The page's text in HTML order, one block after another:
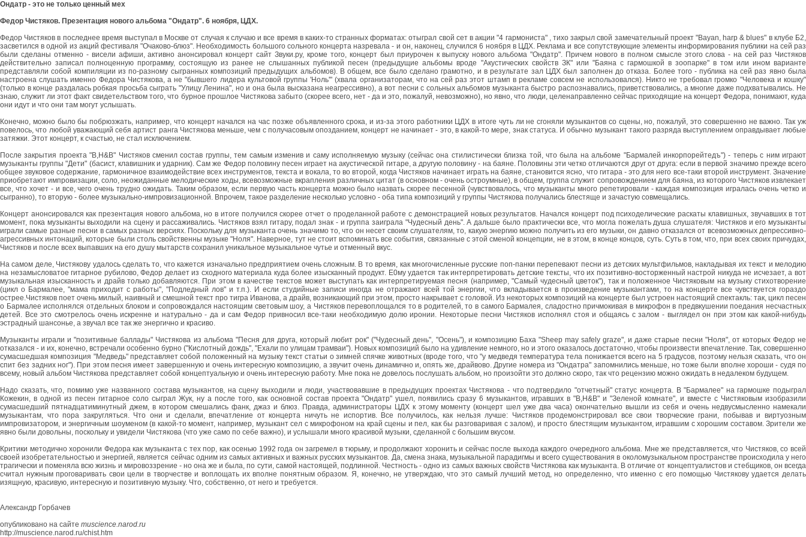
Ондатр - это не только ценный мех
Федор Чистяков. Презентация нового альбома "Ондатр". 6 ноября, ЦДХ.
Федор Чистяков в последнее время выступал в Москве от случая к случаю и все время в каких-то странных форматах: отыграл свой сет в акции "4 гармониста" , тихо закрыл свой замечательный проект "Bayan, harp & blues" в клубе Б2,
засветился в одной из акций фестиваля "Очаково-блюз". Необходимость большого сольного концерта назревала - и он, наконец, случился 6 ноября в ЦДХ. Реклама и все сопутствующие элементы информирования публики на сей раз
были сделаны отменно - висели афиши, активно анонсировал концерт сайт Звуки.ру, кроме того, концерт был приурочен к выпуску нового альбома "Ондатр". Причем нового в полном смысле этого слова - на сей раз Чистяков
действительно записал полноценную программу, состоящую из ранее не слышанных публикой песен (предыдущие альбомы вроде "Акустических свойств ЗК" или "Баяна с гармошкой в зоопарке" в том или ином варианте
представляли собой компиляции из по-разному сыгранных композиций предыдущих альбомов). В общем, все было сделано грамотно, и в результате зал ЦДХ был заполнен до отказа. Более того - публика на сей раз явно была
настроена слушать именно Федора Чистякова, а не "бывшего лидера культовой группы 'Ноль'" (хвала организаторам, что на сей раз этот штамп в рекламе совсем не использовался). Никто не требовал громко "Человека и кошку"
(только в конце раздалась робкая просьба сыграть "Улицу Ленина", но и она была высказана неагрессивно), а вот песни с сольных альбомов музыканта быстро распознавались, приветствовались, а многие даже подхватывались. Не
знаю, служит ли этот факт свидетельством того, что бурное прошлое Чистякова забыто (скорее всего, нет - да и это, пожалуй, невозможно), но явно, что люди, целенаправленно сейчас приходящие на концерт Федора, понимают, куда
они идут и что они там могут услышать.
Конечно, можно было бы побрюзжать, например, что концерт начался на час позже объявленного срока, и из-за этого работники ЦДХ в итоге чуть ли не сгоняли музыкантов со сцены, но, пожалуй, это совершенно не важно. Так уж
повелось, что любой уважающий себя артист ранга Чистякова меньше, чем с получасовым опозданием, концерт не начинает - это, в какой-то мере, знак статуса. И обычно музыкант такого разряда выступлением оправдывает любые
затяжки. Этот концерт, к счастью, не стал исключением.
После закрытия проекта "B,H&B" Чистяков сменил состав группы, тем самым изменив и саму исполняемую музыку (сейчас она стилистически близка той, что была на альбоме "Бармалей инкорпорейтедъ") - теперь с ним играют
музыканты группы "Дети" (басист, клавишник и ударник). Сам же Федор половину песен играет на акустической гитаре, а другую половину - на баяне. Половины эти четко отличаются друг от друга: если в первой значимо прежде всего
общее звуковое содержание, гармоничное взаимодействие всех инструментов, текста и вокала, то во второй, когда Чистяков начинает играть на баяне, становится ясно, что гитара - это для него все-таки второй инструмент. Значение
приобретают импровизации, соло, неожиданные мелодические ходы, всевозможные вкрапления различных цитат (в основном - очень остроумные), в общем, группа служит сопровождением для баяна, из которого Чистяков извлекает
все, что хочет - и все, чего очень трудно ожидать. Таким образом, если первую часть концерта можно было назвать скорее песенной (чувствовалось, что музыканты много репетировали - каждая композиция игралась очень четко и
сыгранно), то вторую - более музыкально-импровизационной. Впрочем, такое разделение несколько условно - оба типа композиций у группы Чистякова получались блестяще и зачастую совмещались.
Концерт анонсировался как презентация нового альбома, но в итоге получился скорее отчет о проделанной работе с демонстрацией новых результатов. Начался концерт под психоделические раскаты клавишных, звучавших в тот
момент, пока музыканты выходили на сцену и рассаживались. Чистяков взял гитару, подал знак - и группа заиграла "Чудесный день". А дальше было практически все, что могла пожелать душа слушателя: Чистяков и его музыканты
играли самые разные песни в самых разных версиях. Поскольку для музыканта очень значимо то, что он несет своим слушателям, то, какую энергию можно получить из его музыки, он давно отказался от всевозможных депрессивно-
агрессивных интонаций, которые были столь свойственны музыке "Ноля". Наверное, тут не стоит вспоминать все события, связанные с этой сменой концепции, не в этом, в конце концов, суть. Суть в том, что, при всех своих причудах,
Чистяков и после всех выпавших на его душу мытарств сохранил уникальное музыкальное чутье и отменный вкус.
На самом деле, Чистякову удалось сделать то, что кажется изначально предприятием очень сложным. В то время, как многочисленные русские поп-панки перепевают песни из детских мультфильмов, накладывая их текст и мелодию
на незамысловатое гитарное рубилово, Федор делает из сходного материала куда более изысканный продукт. Е0му удается так интерпретировать детские тексты, что их позитивно-восторженный настрой никуда не исчезает, а вот
музыкальная изысканность и драйв только добавляются. При этом в качестве текстов может выступать как интерпретируемая песня (например, "Самый чудесный цветок"), так и положенное Чистяковым на музыку стихотворение
(цикл о Бармалее, "мама приходит с работы", "Подледный лов" и т.п.). И если студийные записи иногда не отражают всей той энергии, что вкладывается в произведение музыкантами, то на концерте все чувствуется гораздо
острее.Чистяков поет очень милый, наивный и смешной текст про тигра Иванова, а драйв, возникающий при этом, просто накрывает с головой. Из некоторых композиций на концерте был устроен настоящий спектакль: так, цикл песен
о Бармалее исполнялся отдельных блоком и сопровождался настоящим световым шоу, а Чистяков перевоплощался то в родителей, то в самого Бармалея, сладостно причмокивая в микрофон в предвкушении поедания несчастных
детей. Все это смотрелось очень искренне и натурально - да и сам Федор привносил все-таки необходимую долю иронии. Некоторые песни Чистяков исполнял стоя и общаясь с залом - выглядел он при этом как какой-нибудь
эстрадный шансонье, а звучал все так же энергично и красиво.
Музыканты играли и "позитивные баллады" Чистякова из альбома "Песня для друга, который любит рок" ("Чудесный день", "Осень"), и композицию Баха "Sheep may safely graze", и даже старые песни "Ноля", от которых Федор не
отказался - и их, конечно, встречали особенно бурно ("Кислотный дождь", "Ехали по улицам трамваи"). Новых композиций было на удивление немного, но и этого оказалось достаточно, чтобы произвести впечатление. Так, совершенно
сумасшедшая композиция "Медведь" представляет собой положенный на музыку текст статьи о зимней спячке животных (вроде того, что "у медведя температура тела понижается всего на 5 градусов, поэтому нельзя сказать, что он
спит без задних ног"). При этом песня имеет завершенную и очень интересную композицию, а звучит очень динамично и, опять же, драйвово. Другие номера из "Ондатра" запомнились меньше, но тоже были вполне хороши - судя по
всему, новый альбом Чистякова представляет собой концептуальную и очень интересную работу. Мне пока не довелось послушать альбом, но произойти это должно скоро, так что рецензию можно ожидать в недалеком будущем.
Надо сказать, что, помимо уже названного состава музыкантов, на сцену выходили и люди, участвовавшие в предыдущих проектах Чистякова - что подтвердило "отчетный" статус концерта. В "Бармалее" на гармошке подыграл
Кожекин, в одной из песен гитарное соло сыграл Жук, ну а после того, как основной состав проекта "Ондатр" ушел, появились сразу 6 музыкантов, игравших в "B,H&B" и "Зеленой комнате", и вместе с Чистяковым изобразили
сумасшедший пятнадцатиминутный джем, в котором смешались фанк, джаз и блюз. Правда, администраторы ЦДХ к этому моменту (концерт шел уже два часа) окончательно вышли из себя и очень недвусмысленно намекали
музыкантам, что пора закругляться. Что они и сделали, впечатление от концерта ничуть не испортив. Все получилось, как нельзя лучше: Чистяков продемонстрировал все свои творческие грани, побывав и виртуозным
импровизатором, и энергичным шоуменом (в какой-то момент, например, музыкант сел с микрофоном на край сцены и пел, как бы разговаривая с залом), и просто блестящим музыкантом, игравшим с хорошим составом. Зрители же
явно были довольны, поскольку и увидели Чистякова (что уже само по себе важно), и услышали много красивой музыки, сделанной с большим вкусом.
Критики методично хоронили Федора как музыканта с тех пор, как осенью 1992 года он загремел в тюрьму, и продолжают хоронить и сейчас после выхода каждого очередного альбома. Мне же представляется, что Чистяков, со всей
своей изобретательностью и энергией, является сейчас одним из самых активных и важных русских музыкантов. Да, смена знака, музыкальной парадигмы и всего существования в околомузыкальном пространстве происходила у него
трагически и поменяла всю жизнь и мировоззрение - но она же и была, по сути, самой настоящей, подлинной. Честность - одно из самых важных свойств Чистякова как музыканта. В отличие от концептуалистов и стебщиков, он всегда
считал нужным проговаривать свои цели в творчестве и воплощать их вполне понятным образом. Я, конечно, не утверждаю, что это самый лучший метод, но определенно, что именно с его помощью Чистякову удается делать
изящную, красивую, интересную и позитивную музыку. Что, собственно, от него и требуется.
Александр Горбачев
опубликовано на сайте muscience.narod.ru
http://muscience.narod.ru/chist.htm